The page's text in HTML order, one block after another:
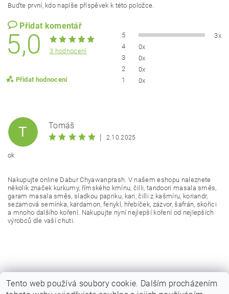
Buďte první, kdo napíše příspěvek k této položce.
Přidat komentář
5,0 3 hodnocení
Přidat hodnocení
5
3x
4
0x
3
0x
2
0x
1
0x
T
Tomáš
|
2.10.2025
ok
Nakupujte online Dabur Chyawanprash. V našem eshopu naleznete
několik značek kurkumy, římského kmínu, čilli, tandoori masala směs,
garam masala směs, sladkou papriku, kari, čilli z kašmíru, koriandr,
sezamová semínka, kardamon, fenykl, hřebíček, zázvor, šafrán, skořici
a mnoho dalšího koření. Nakupujte nyní nejlepší koření od nejlepších
výrobců dle vaší chuti.
Tento web používá soubory cookie. Dalším procházením